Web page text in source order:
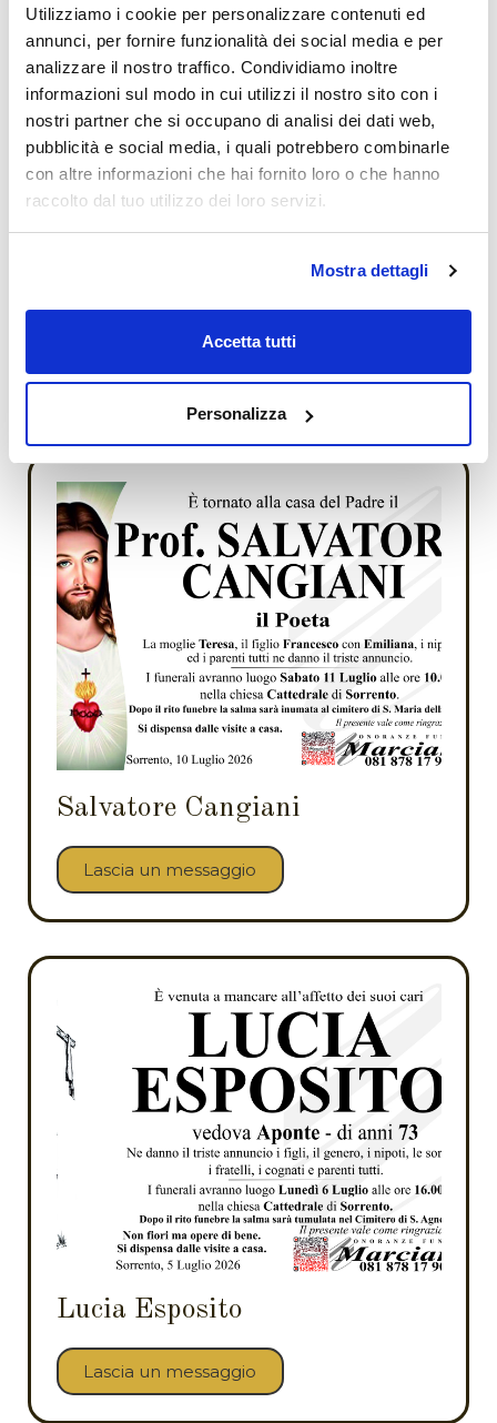
Utilizziamo i cookie per personalizzare contenuti ed
annunci, per fornire funzionalità dei social media e per
analizzare il nostro traffico. Condividiamo inoltre
informazioni sul modo in cui utilizzi il nostro sito con i
nostri partner che si occupano di analisi dei dati web,
pubblicità e social media, i quali potrebbero combinarle
con altre informazioni che hai fornito loro o che hanno
raccolto dal tuo utilizzo dei loro servizi.
Mostra dettagli
Accetta tutti
Personalizza
Bruna Fiorentino
Salvatore Cangiani
Lascia un messaggio
Lucia Esposito
Lascia un messaggio